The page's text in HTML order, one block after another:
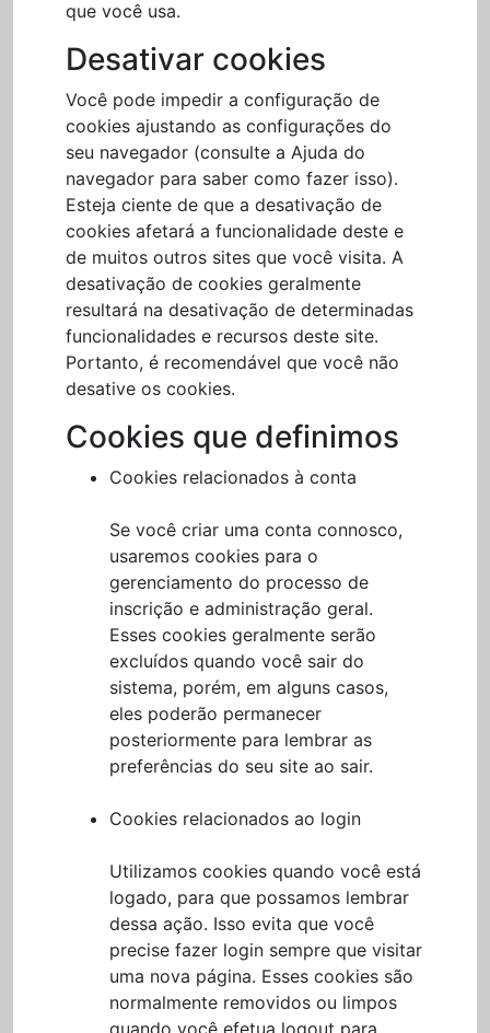
que você usa.
Desativar cookies
Você pode impedir a configuração de
cookies ajustando as configurações do
seu navegador (consulte a Ajuda do
navegador para saber como fazer isso).
Esteja ciente de que a desativação de
cookies afetará a funcionalidade deste e
de muitos outros sites que você visita. A
desativação de cookies geralmente
resultará na desativação de determinadas
funcionalidades e recursos deste site.
Portanto, é recomendável que você não
desative os cookies.
Cookies que definimos
Cookies relacionados à conta
Se você criar uma conta connosco,
usaremos cookies para o
gerenciamento do processo de
inscrição e administração geral.
Esses cookies geralmente serão
excluídos quando você sair do
sistema, porém, em alguns casos,
eles poderão permanecer
posteriormente para lembrar as
preferências do seu site ao sair.
Cookies relacionados ao login
Utilizamos cookies quando você está
logado, para que possamos lembrar
dessa ação. Isso evita que você
precise fazer login sempre que visitar
uma nova página. Esses cookies são
normalmente removidos ou limpos
quando você efetua logout para